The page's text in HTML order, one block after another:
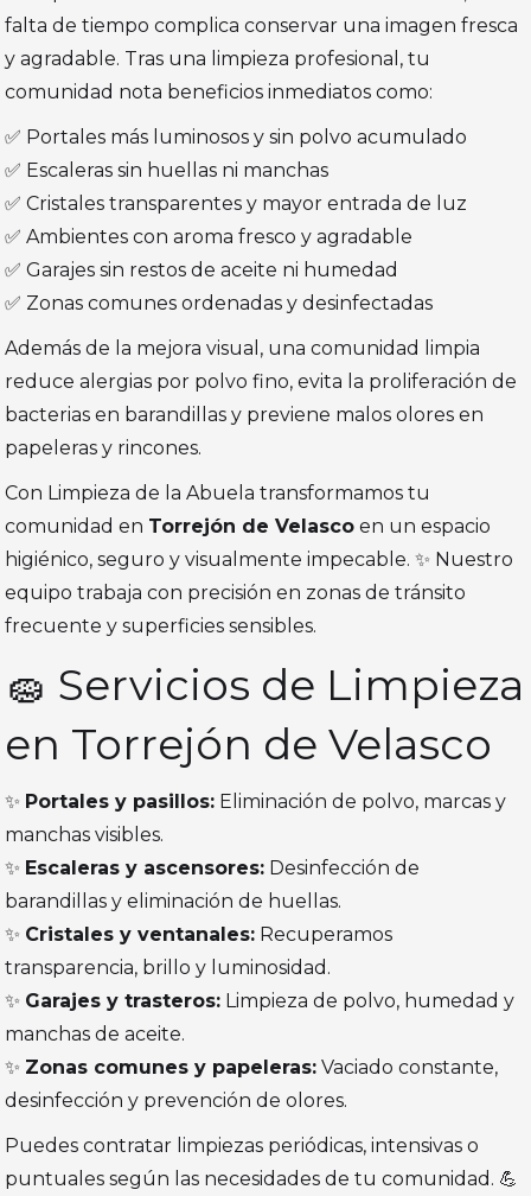
falta de tiempo complica conservar una imagen fresca
y agradable. Tras una limpieza profesional, tu
comunidad nota beneficios inmediatos como:
✅ Portales más luminosos y sin polvo acumulado
✅ Escaleras sin huellas ni manchas
✅ Cristales transparentes y mayor entrada de luz
✅ Ambientes con aroma fresco y agradable
✅ Garajes sin restos de aceite ni humedad
✅ Zonas comunes ordenadas y desinfectadas
Además de la mejora visual, una comunidad limpia
reduce alergias por polvo fino, evita la proliferación de
bacterias en barandillas y previene malos olores en
papeleras y rincones.
Con Limpieza de la Abuela transformamos tu
comunidad en Torrejón de Velasco en un espacio
higiénico, seguro y visualmente impecable. ✨ Nuestro
equipo trabaja con precisión en zonas de tránsito
frecuente y superficies sensibles.
🧽 Servicios de Limpieza
en Torrejón de Velasco
✨ Portales y pasillos: Eliminación de polvo, marcas y
manchas visibles.
✨ Escaleras y ascensores: Desinfección de
barandillas y eliminación de huellas.
✨ Cristales y ventanales: Recuperamos
transparencia, brillo y luminosidad.
✨ Garajes y trasteros: Limpieza de polvo, humedad y
manchas de aceite.
✨ Zonas comunes y papeleras: Vaciado constante,
desinfección y prevención de olores.
Puedes contratar limpiezas periódicas, intensivas o
puntuales según las necesidades de tu comunidad. 💪